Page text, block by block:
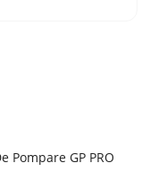
Pompare GP PRO